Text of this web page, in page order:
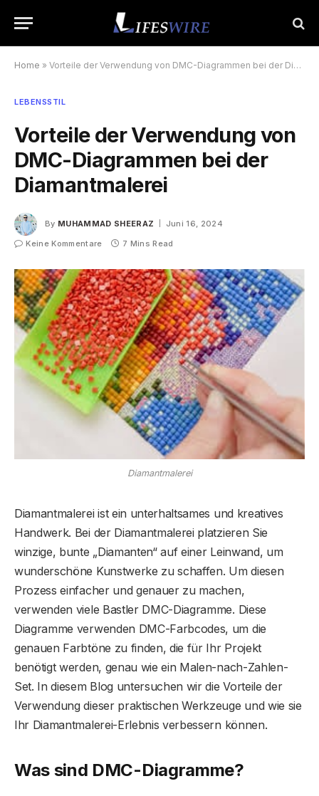
Home » Vorteile der Verwendung von DMC-Diagrammen bei der Diamantmalerei
LEBENSSTIL
Vorteile der Verwendung von
DMC-Diagrammen bei der
Diamantmalerei
By MUHAMMAD SHEERAZ
Juni 16, 2024
Keine Kommentare
7 Mins Read
Diamantmalerei
Diamantmalerei ist ein unterhaltsames und kreatives
Handwerk. Bei der Diamantmalerei platzieren Sie
winzige, bunte „Diamanten“ auf einer Leinwand, um
wunderschöne Kunstwerke zu schaffen. Um diesen
Prozess einfacher und genauer zu machen,
verwenden viele Bastler DMC-Diagramme. Diese
Diagramme verwenden DMC-Farbcodes, um die
genauen Farbtöne zu finden, die für Ihr Projekt
benötigt werden, genau wie ein Malen-nach-Zahlen-
Set. In diesem Blog untersuchen wir die Vorteile der
Verwendung dieser praktischen Werkzeuge und wie sie
Ihr Diamantmalerei-Erlebnis verbessern können.
Was sind DMC-Diagramme?